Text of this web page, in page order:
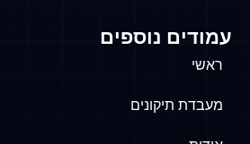
נוספים
תיקונים